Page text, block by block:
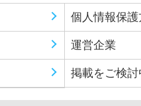
個人情報保
運営企業
掲載をご検